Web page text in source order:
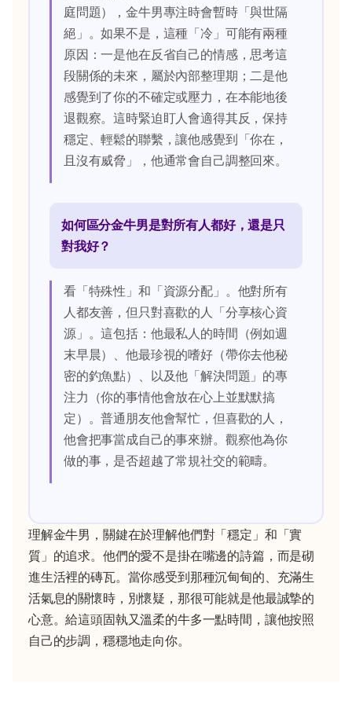
庭問題），金牛男專注時會暫時「與世隔
絕」。如果不是，這種「冷」可能有兩種
原因：一是他在反省自己的情感，思考這
段關係的未來，屬於內部整理期；二是他
感覺到了你的不確定或壓力，在本能地後
退觀察。這時緊迫盯人會適得其反，保持
穩定、輕鬆的聯繫，讓他感覺到「你在，
且沒有威脅」，他通常會自己調整回來。
如何區分金牛男是對所有人都好，還是只
對我好？
看「特殊性」和「資源分配」。他對所有
人都友善，但只對喜歡的人「分享核心資
源」。這包括：他最私人的時間（例如週
末早晨）、他最珍視的嗜好（帶你去他秘
密的釣魚點）、以及他「解決問題」的專
注力（你的事情他會放在心上並默默搞
定）。普通朋友他會幫忙，但喜歡的人，
他會把事當成自己的事來辦。觀察他為你
做的事，是否超越了常規社交的範疇。
理解金牛男，關鍵在於理解他們對「穩定」和「實
質」的追求。他們的愛不是掛在嘴邊的詩篇，而是砌
進生活裡的磚瓦。當你感受到那種沉甸甸的、充滿生
活氣息的關懷時，別懷疑，那很可能就是他最誠摯的
心意。給這頭固執又溫柔的牛多一點時間，讓他按照
自己的步調，穩穩地走向你。